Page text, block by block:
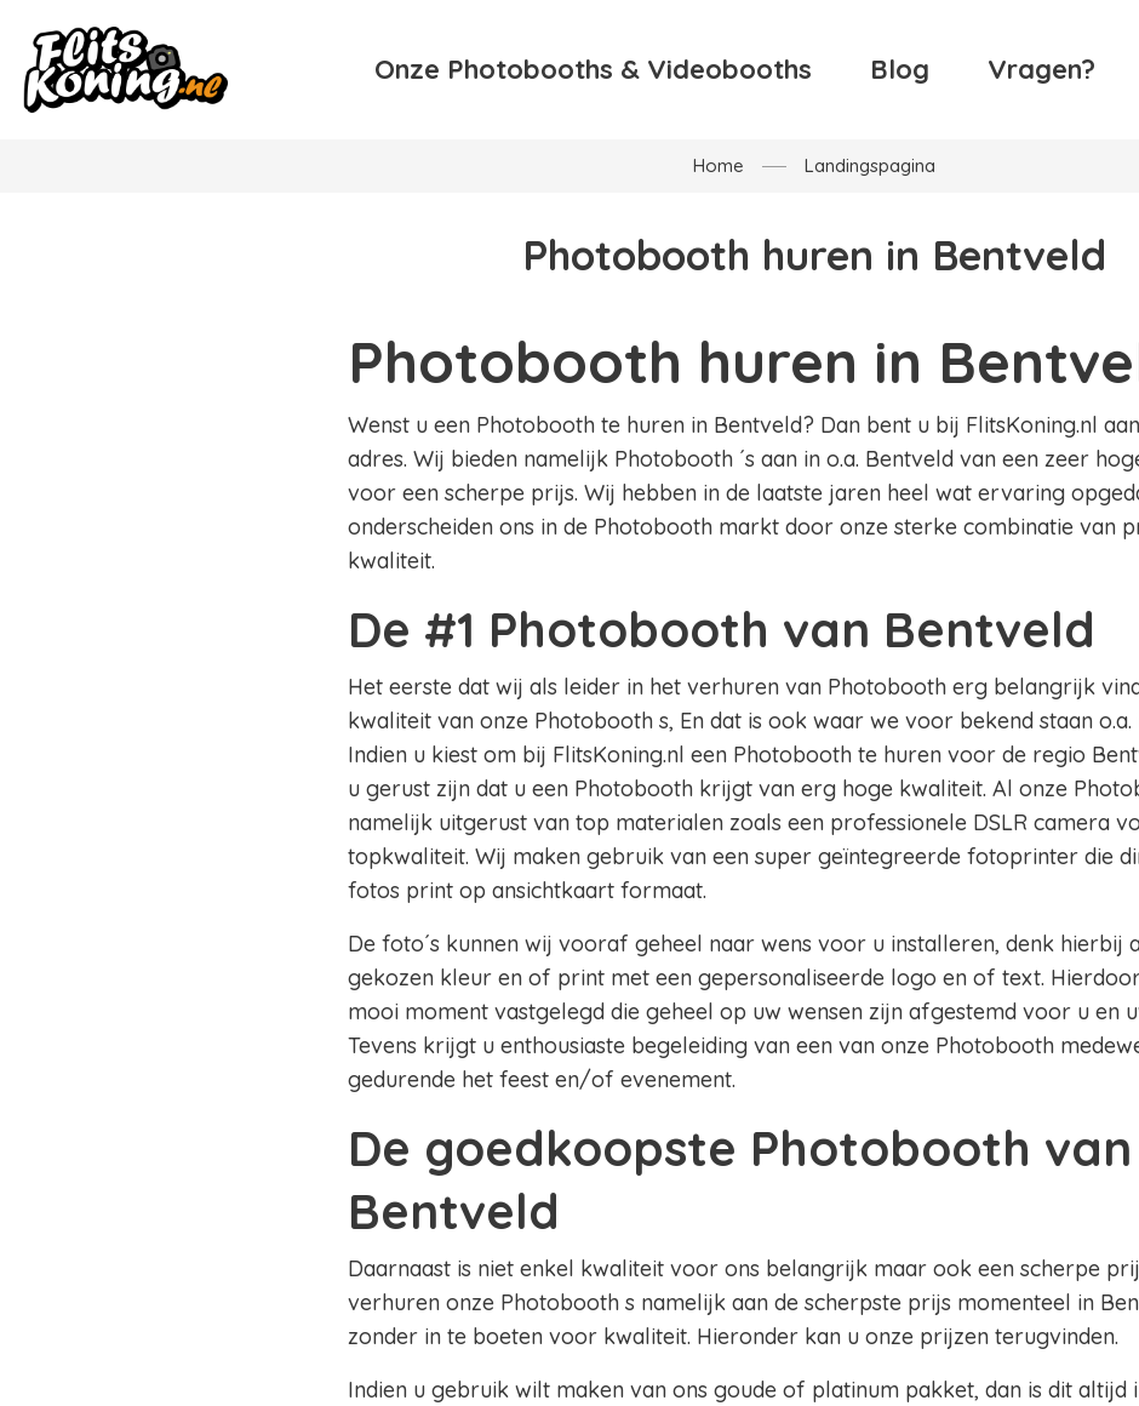
Onze Photobooths & Videobooths Blog Vragen?
Home Landingspagina
Photobooth huren in Bentveld
Photobooth huren in
Wenst u een Photobooth te huren in Bentveld? Dan bent u bij FlitsKoning.nl
adres. Wij bieden namelijk Photobooth ´s aan in o.a. Bentveld van een zeer
voor een scherpe prijs. Wij hebben in de laatste jaren heel wat ervaring
onderscheiden ons in de Photobooth markt door onze sterke combinatie van
kwaliteit.
De #1 Photobooth van Bentveld
Het eerste dat wij als leider in het verhuren van Photobooth erg belangrijk
kwaliteit van onze Photobooth s, En dat is ook waar we voor bekend staan o.a.
Indien u kiest om bij FlitsKoning.nl een Photobooth te huren voor de regio
u gerust zijn dat u een Photobooth krijgt van erg hoge kwaliteit. Al onze
namelijk uitgerust van top materialen zoals een professionele DSLR camera
topkwaliteit. Wij maken gebruik van een super geïntegreerde fotoprinter die
fotos print op ansichtkaart formaat.
De foto´s kunnen wij vooraf geheel naar wens voor u installeren, denk hierbij
gekozen kleur en of print met een gepersonaliseerde logo en of text.
mooi moment vastgelegd die geheel op uw wensen zijn afgestemd voor u en
Tevens krijgt u enthousiaste begeleiding van een van onze Photobooth
gedurende het feest en/of evenement.
De goedkoopste Photobooth van
Bentveld
Daarnaast is niet enkel kwaliteit voor ons belangrijk maar ook een scherpe
verhuren onze Photobooth s namelijk aan de scherpste prijs momenteel in
zonder in te boeten voor kwaliteit. Hieronder kan u onze prijzen terugvinden.
Indien u gebruik wilt maken van ons goude of platinum pakket, dan is dit altijd